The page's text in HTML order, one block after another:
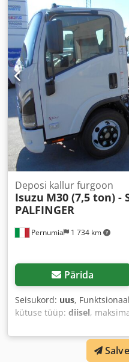
kliimaseade,
Pernumia 1 734 km
Deposi kallur furgoon
Isuzu M30 (7,5 ton) -
PALFINGER
Pärida
Seisukord: uus,
kütuse tüüp: diisel,
, rehvi
konfiguratsioon:4x2,
,